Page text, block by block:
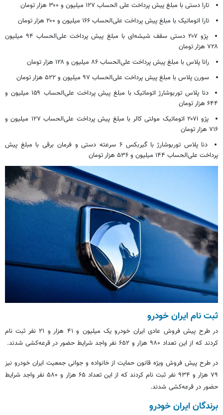
تارا دستی با مبلغ پیش پرداخت علی الحساب ۱۲۷ میلیون و ۳۰۰ هزار تومان
تارا اتوماتیک با مبلغ پیش پرداخت علی‌الحساب ۱۶۶ میلیون و ۲۰۰ هزار تومان
پژو ۲۰۷ دستی سقف شیشه‌ای با مبلغ پیش پرداخت علی‌الحساب ۹۴ میلیون
۷۲۸ هزار تومان
رانا پلاس با مبلغ پیش پرداخت علی‌الحساب ۸۶ میلیون و ۱۲۸ هزار تومان
سورن پلاسبا مبلغ پیش پرداخت علی‌الحساب ۹۷ میلیون و ۵۲۲ هزار تومان
دنا پلاس توربوشارژ اتوماتیک با مبلغ پیش پرداخت علی‌الحساب ۱۵۹ میلیون و
۶۴۴ هزار تومان
پژو ۲۰۷i اتوماتیک مولتی
کالر
با مبلغ پیش پرداخت علی‌الحساب ۱۲۷ میلیون و
۷۱۶ هزار تومان
دنا پلاس توربوشارژ با گیربکس ۶ سرعته دستی و فرمان
برقیبا مبلغ پیش
پرداخت علی‌الحساب ۱۴۴ میلیون و ۵۳۶ هزار تومان
ثبت نامایران خودرو
در طرح پیش فروش عادی ایران خودرو یک میلیون و ۴۱ هزار و ۲۱ نفر
ثبت نام
کردند که از این تعداد ۹۸۰ هزار و ۶۵۲ نفر واجد شرایط حضور در قرعه‌کشی شدند.‌
در طرح پیش فروش ویژه قانون حمایت از خانواده و جوانی جمعیت ایران خودرو نیز
۷۹ هزار و ۹۳۴ نفر
ثبت نام
کردند که از این تعداد ۶۵ هزار و ۵۸۰ نفر واجد شرایط
حضور در قرعه‌کشی شدند.
برندگانایران خودرو